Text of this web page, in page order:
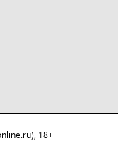
18+